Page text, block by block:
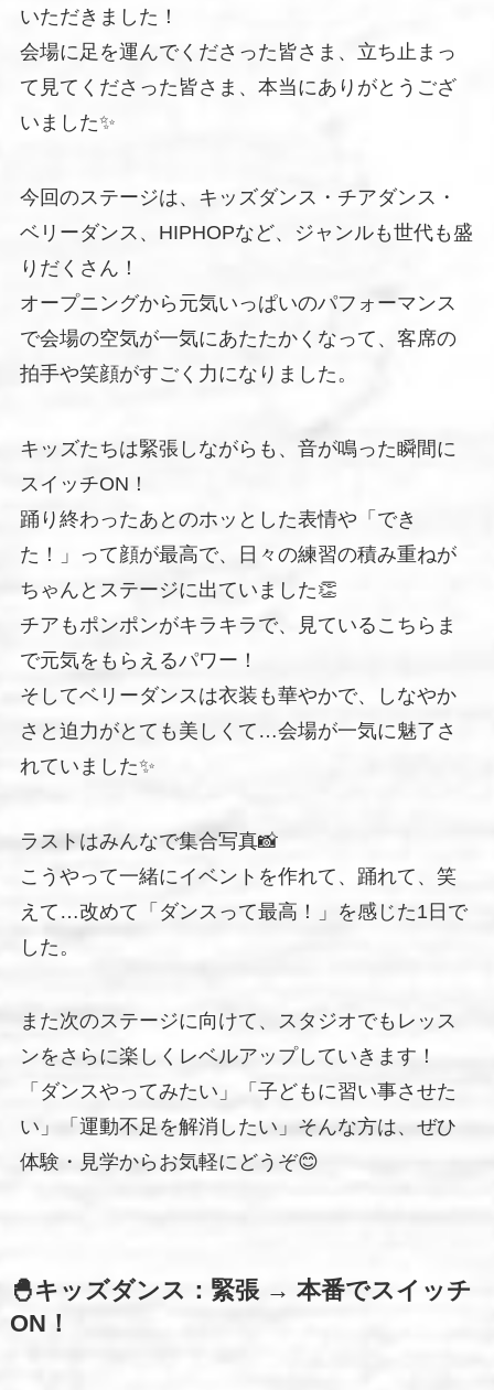
いただきました！
会場に足を運んでくださった皆さま、立ち止まっ
て見てくださった皆さま、本当にありがとうござ
いました✨
今回のステージは、キッズダンス・チアダンス・
ベリーダンス、HIPHOPなど、ジャンルも世代も盛
りだくさん！
オープニングから元気いっぱいのパフォーマンス
で会場の空気が一気にあたたかくなって、客席の
拍手や笑顔がすごく力になりました。
キッズたちは緊張しながらも、音が鳴った瞬間に
スイッチON！
踊り終わったあとのホッとした表情や「でき
た！」って顔が最高で、日々の練習の積み重ねが
ちゃんとステージに出ていました👏
チアもポンポンがキラキラで、見ているこちらま
で元気をもらえるパワー！
そしてベリーダンスは衣装も華やかで、しなやか
さと迫力がとても美しくて…会場が一気に魅了さ
れていました✨
ラストはみんなで集合写真📸
こうやって一緒にイベントを作れて、踊れて、笑
えて…改めて「ダンスって最高！」を感じた1日で
した。
また次のステージに向けて、スタジオでもレッス
ンをさらに楽しくレベルアップしていきます！
「ダンスやってみたい」「子どもに習い事させた
い」「運動不足を解消したい」そんな方は、ぜひ
体験・見学からお気軽にどうぞ😊
🐣キッズダンス：緊張 → 本番でスイッチ
ON！